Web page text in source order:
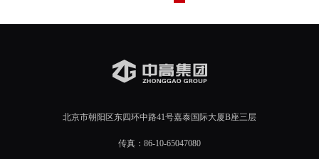
北京市朝阳区东四环中路41号嘉泰国际大厦B座三层
传真：86-10-65047080